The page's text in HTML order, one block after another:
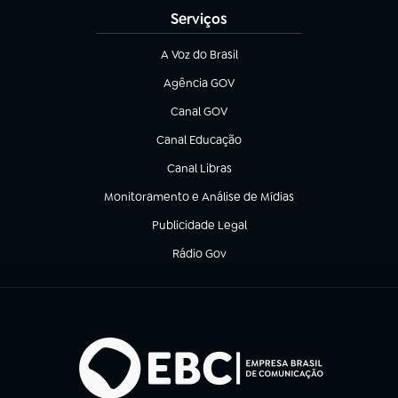
Serviços
A Voz do Brasil
(abre em nova aba)
Agência GOV
(abre em nova aba)
Canal GOV
(abre em nova aba)
Canal Educação
(abre em nova aba)
Canal Libras
(abre em nova aba)
Monitoramento e Análise de Mídias
(abre em nova aba)
Publicidade Legal
(abre em nova aba)
Rádio Gov
(abre em nova aba)